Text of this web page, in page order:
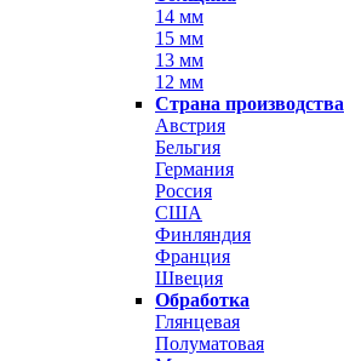
14 мм
15 мм
13 мм
12 мм
Страна производства
Австрия
Бельгия
Германия
Россия
США
Финляндия
Франция
Швеция
Обработка
Глянцевая
Полуматовая